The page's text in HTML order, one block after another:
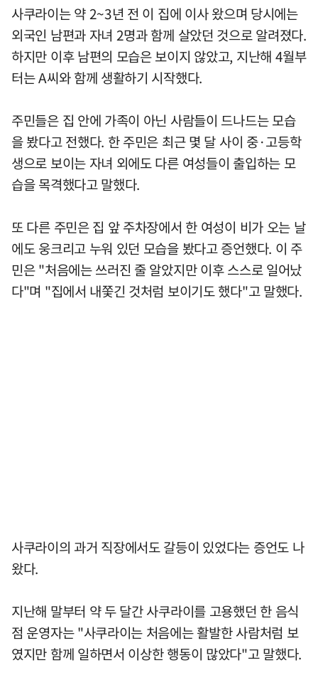
사쿠라이는 약 2~3년 전 이 집에 이사 왔으며 당시에는
외국인 남편과 자녀 2명과 함께 살았던 것으로 알려졌다.
하지만 이후 남편의 모습은 보이지 않았고, 지난해 4월부
터는 A씨와 함께 생활하기 시작했다.
주민들은 집 안에 가족이 아닌 사람들이 드나드는 모습
을 봤다고 전했다. 한 주민은 최근 몇 달 사이 중·고등학
생으로 보이는 자녀 외에도 다른 여성들이 출입하는 모
습을 목격했다고 말했다.
또 다른 주민은 집 앞 주차장에서 한 여성이 비가 오는 날
에도 웅크리고 누워 있던 모습을 봤다고 증언했다. 이 주
민은 "처음에는 쓰러진 줄 알았지만 이후 스스로 일어났
다"며 "집에서 내쫓긴 것처럼 보이기도 했다"고 말했다.
사쿠라이의 과거 직장에서도 갈등이 있었다는 증언도 나
왔다.
지난해 말부터 약 두 달간 사쿠라이를 고용했던 한 음식
점 운영자는 "사쿠라이는 처음에는 활발한 사람처럼 보
였지만 함께 일하면서 이상한 행동이 많았다"고 말했다.